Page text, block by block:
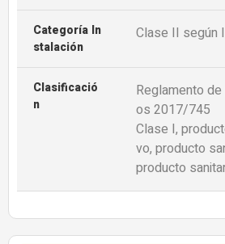
Categoría In
Stalación
Clase II según
Clasificació
N
Reglamento
os 2017/745
Clase I,
vo, producto
producto